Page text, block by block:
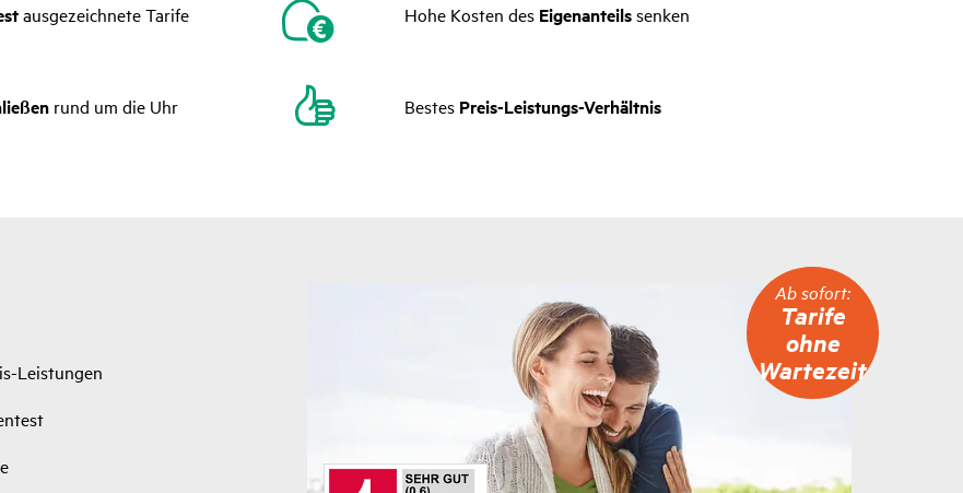
ausgezeichnete Tarife
rund um die Uhr
Hohe Kosten des Eigenanteilssenken
Bestes Preis-Leistungs-Verhältnis
Leis­tungen
Ab
sofort:
Tarife
ohne
Wartezeit
Ab sofort:
Tarife
ohne
Wartezeit